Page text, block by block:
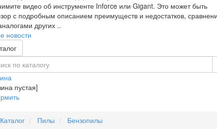
видео об инструменте Inforce или Gigant. Это может быть
с подробным описанием преимуществ и недостатков,
других ..
новости
пустая]
Каталог Пилы Бензопилы